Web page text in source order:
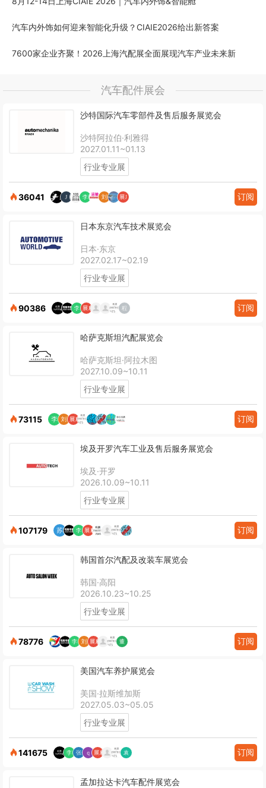
汽车内外饰如何迎来智能化升级？CIAIE2026给出新答案
7600家企业齐聚！2026上海汽配展全面展现汽车产业未来新
汽车配件展会
沙特国际汽车零部件及售后服务展览会
沙特阿拉伯·利雅得
2027.01.11~01.13
行业专业展
36041 订阅
日本东京汽车技术展览会
日本·东京
2027.02.17~02.19
行业专业展
90386 订阅
哈萨克斯坦汽配展览会
哈萨克斯坦·阿拉木图
2027.10.09~10.11
行业专业展
73115 订阅
埃及开罗汽车工业及售后服务展览会
埃及·开罗
2026.10.09~10.11
行业专业展
107179 订阅
韩国首尔汽配及改装车展览会
韩国·高阳
2026.10.23~10.25
行业专业展
78776 订阅
美国汽车养护展览会
美国·拉斯维加斯
2027.05.03~05.05
行业专业展
141675 订阅
孟加拉达卡汽车配件展览会